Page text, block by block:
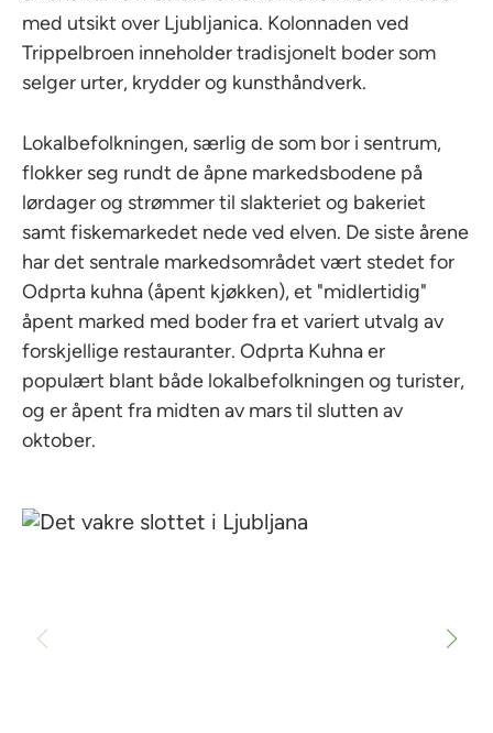
med utsikt over Ljubljanica. Kolonnaden ved
Trippelbroen inneholder tradisjonelt boder som
selger urter, krydder og kunsthåndverk.
Lokalbefolkningen, særlig de som bor i sentrum,
flokker seg rundt de åpne markedsbodene på
lørdager og strømmer til slakteriet og bakeriet
samt fiskemarkedet nede ved elven. De siste årene
har det sentrale markedsområdet vært stedet for
Odprta kuhna (åpent kjøkken), et "midlertidig"
åpent marked med boder fra et variert utvalg av
forskjellige restauranter. Odprta Kuhna er
populært blant både lokalbefolkningen og turister,
og er åpent fra midten av mars til slutten av
oktober.